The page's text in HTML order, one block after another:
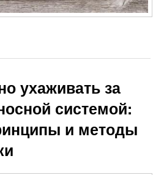
ухаживать за
системой:
и методы